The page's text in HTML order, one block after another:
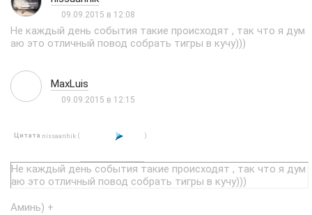
09.09.2015 в 12:08
Не каждый день события такие происходят , так что я дум
аю это отличный повод собрать тигры в кучу)))
MaxLuis
09.09.2015 в 12:15
Цитата nissaanhik ( )
Не каждый день события такие происходят , так что я дум
аю это отличный повод собрать тигры в кучу)))
Аминь) +